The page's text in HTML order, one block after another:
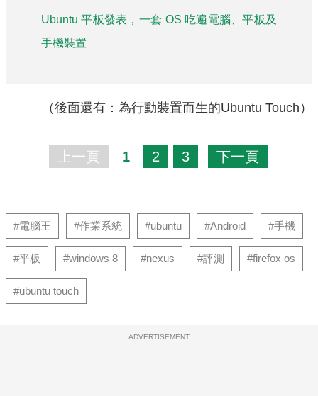
Ubuntu 平板發表，一套 OS 吃遍電腦、平板及
手機裝置
（後面還有：為行動裝置而生的Ubuntu Touch）
上一頁 1 2 3 下一頁
#電腦王 #作業系統 #ubuntu #Android #手機
#平板 #windows 8 #nexus #評測 #firefox os
#ubuntu touch
ADVERTISEMENT